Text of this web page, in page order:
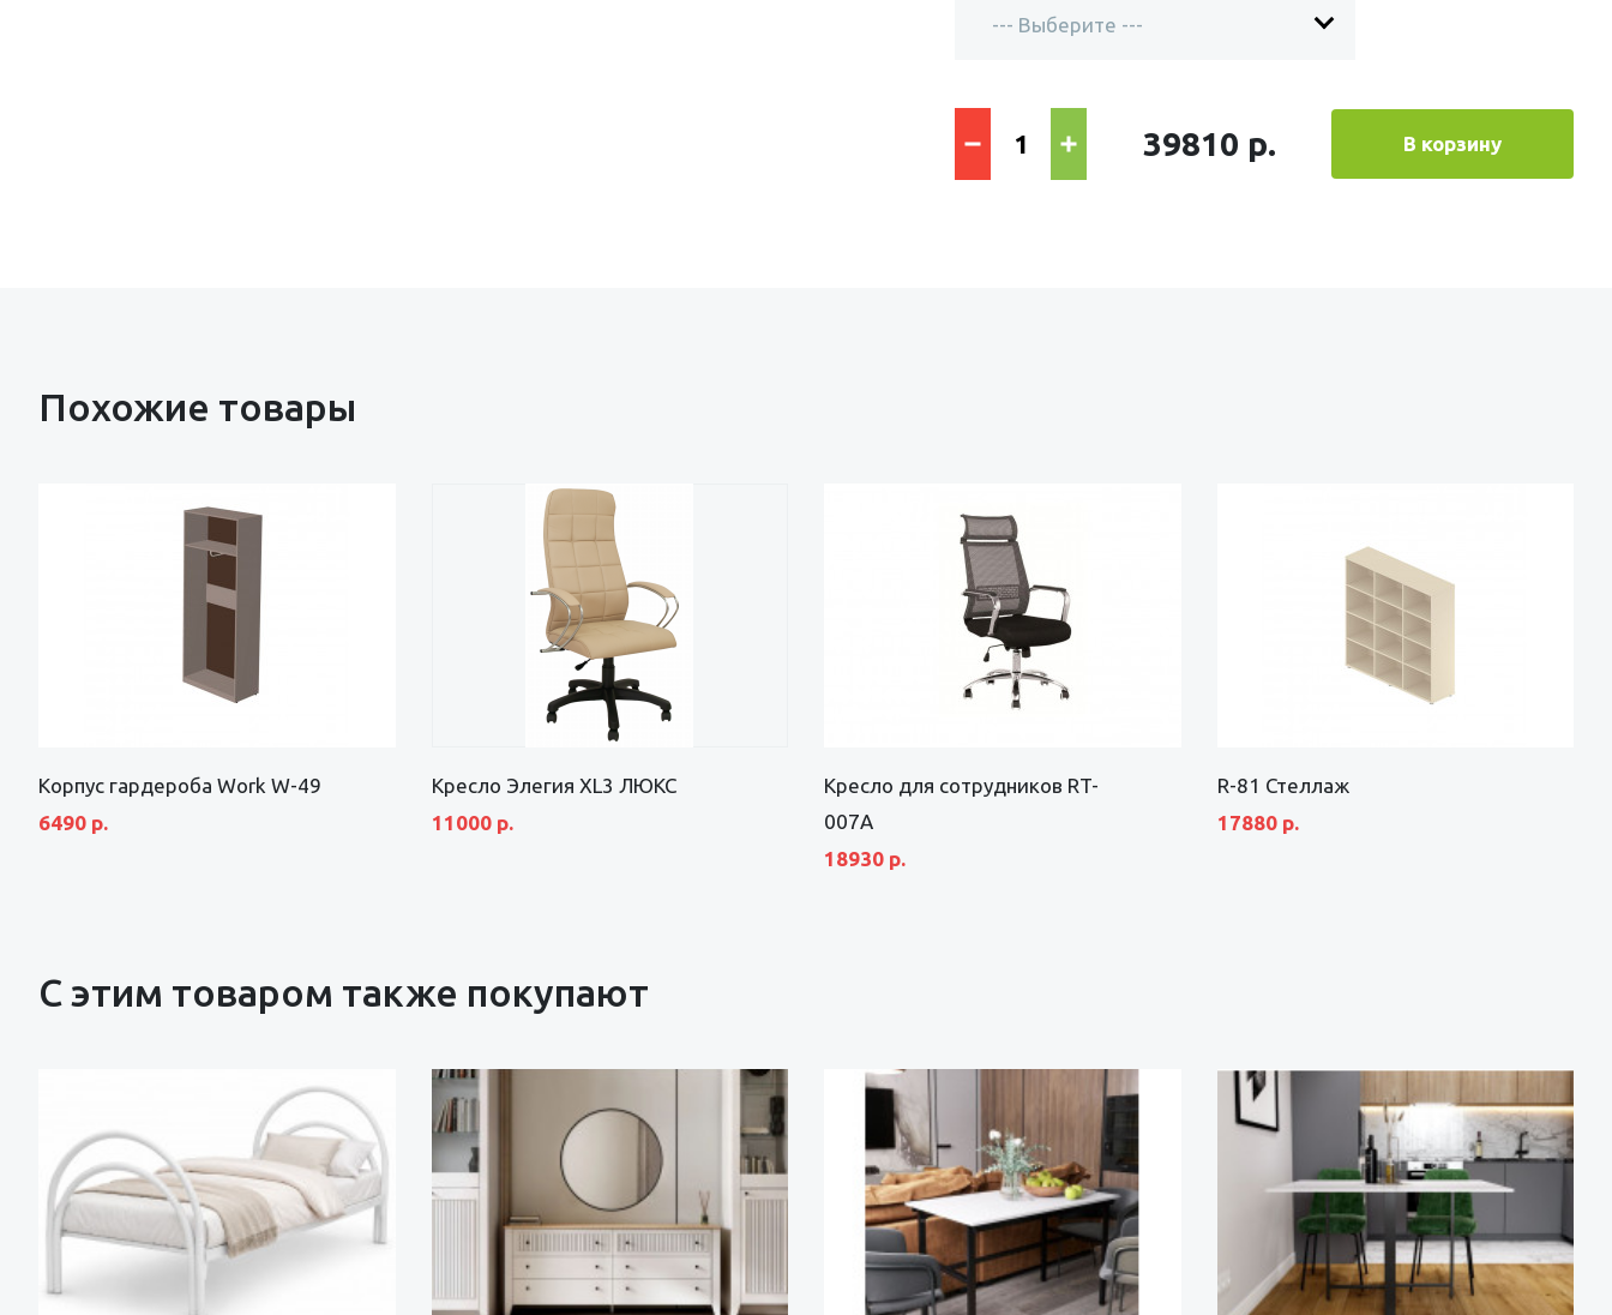
39810 р. В корзину
Похожие товары
Корпус гардероба Work W-49
6490 р.
Кресло Элегия XL3 ЛЮКС
11000 р.
Кресло для сотрудников RT-
007A
18930 р.
R-81 Стеллаж
17880 р.
С этим товаром также покупают